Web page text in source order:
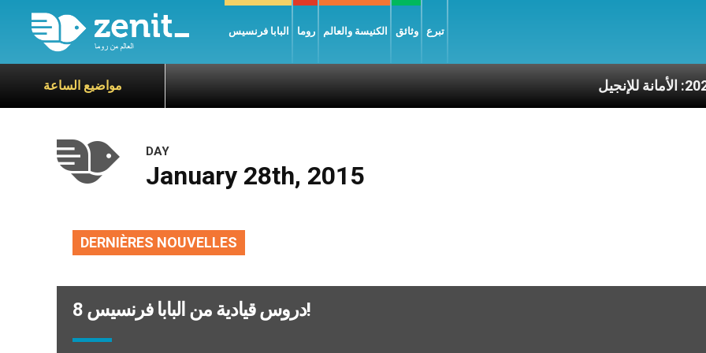
البابا فرنسيس روما الكنيسة والعالم وثائق تبرع
مواضيع الساعة
DAY
January 28th, 2015
DERNIÈRES NOUVELLES
8 دروس قيادية من البابا فرنسيس!